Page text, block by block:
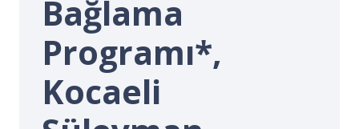
Bağlama
Programı*,
Kocaeli